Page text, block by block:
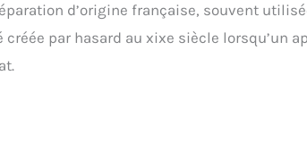
d’origine française, souvent
créée par hasard au xixe siècle